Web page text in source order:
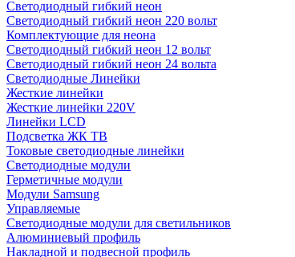
Светодиодный гибкий неон
Светодиодный гибкий неон 220 вольт
Комплектующие для неона
Светодиодный гибкий неон 12 вольт
Светодиодный гибкий неон 24 вольта
Светодиодные Линейки
Жесткие линейки
Жесткие линейки 220V
Линейки LCD
Подсветка ЖК ТВ
Токовые светодиодные линейки
Светодиодные модули
Герметичные модули
Модули Samsung
Управляемые
Светодиодные модули для светильников
Алюминиевый профиль
Накладной и подвесной профиль